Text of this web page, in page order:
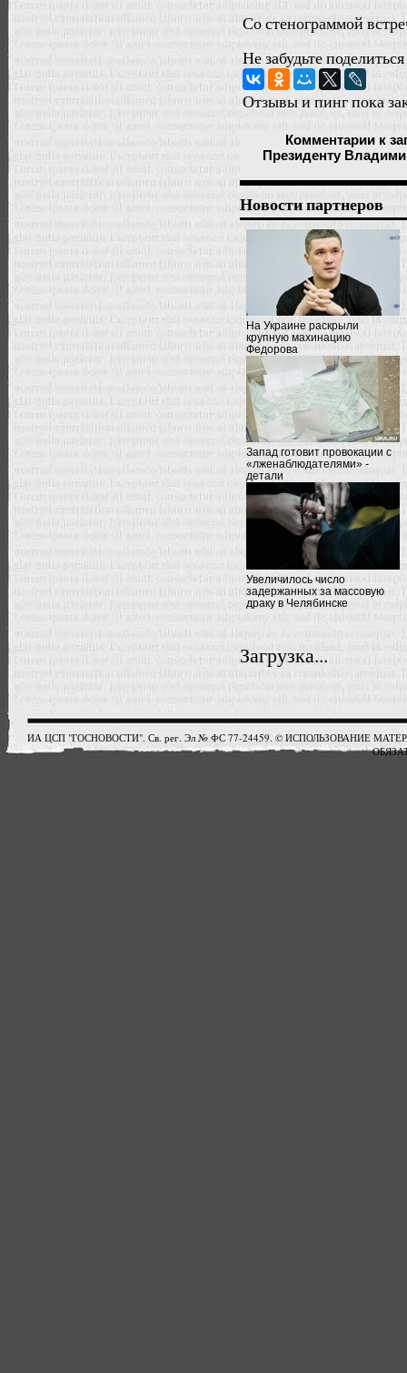
Со стенограммой
Не забудьте
Отзывы и пинг пока
Комментарии к
Президенту
Новости партнеров
На Украине раскрыли
крупную махинацию
Федорова
Запад готовит провокации с
«лженаблюдателями» -
детали
Увеличилось число
задержанных за массовую
драку в Челябинске
Загрузка...
ИА ЦСП "ГОСНОВОСТИ". Св. рег. Эл № ФС 77-24459. © ИСПОЛЬЗОВАНИЕ